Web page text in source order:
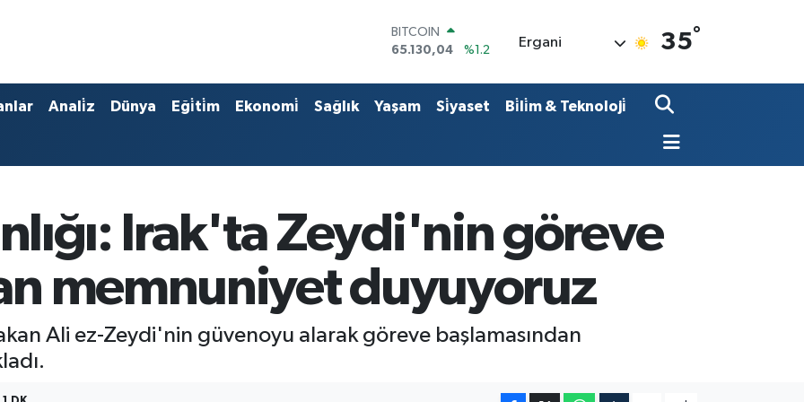
BITCOIN
65.130,04
%1.2
47,7106
%0.17
EURO
BİST100
13.773
%-19
Ergani 35°
Anali̇z Dünya Eği̇ti̇m Ekonomi̇ Sağlık Yaşam Si̇yaset Bi̇li̇m & Teknoloji̇
Irak'ta Zeydi'nin göreve
memnuniyet duyuyoruz
Ali ez-Zeydi'nin güvenoyu alarak göreve başlamasından